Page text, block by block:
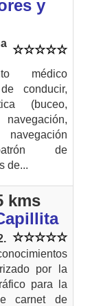
y
médico
conducir,
(buceo,
de
de...
kms
por la
para la
carnet de